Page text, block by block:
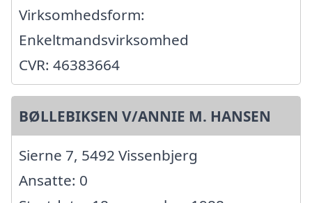
Virksomhedsform:
Enkeltmandsvirksomhed
CVR: 46383664
BØLLEBIKSEN V/ANNIE M. HANSEN
Sierne 7, 5492 Vissenbjerg
Ansatte: 0